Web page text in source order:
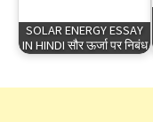
SOLAR ENERGY ESSAY
IN HINDI सौर ऊर्जा पर निबंध